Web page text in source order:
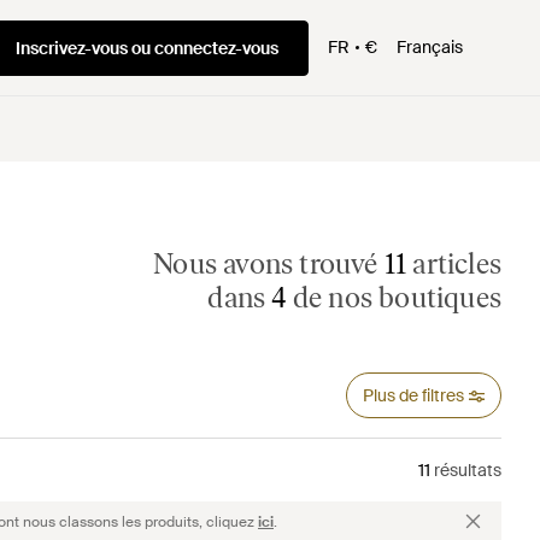
Inscrivez-vous ou connectez-vous FR € Français
Nous avons trouvé 11 articles
dans4 de nos boutiques
Plus de filtres
11 résultats
nous classons les produits, cliquezici.